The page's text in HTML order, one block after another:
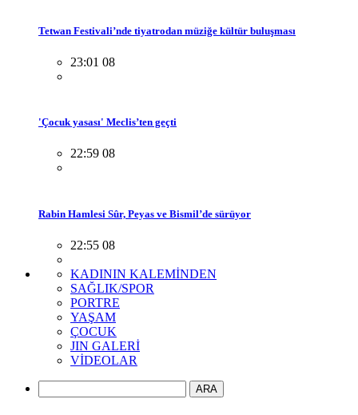
Tetwan Festivali’nde tiyatrodan müziğe kültür buluşması
23:01 08
'Çocuk yasası' Meclis’ten geçti
22:59 08
Rabin Hamlesi Sûr, Peyas ve Bismil’de sürüyor
22:55 08
KADININ KALEMİNDEN
SAĞLIK/SPOR
PORTRE
YAŞAM
ÇOCUK
JIN GALERİ
VİDEOLAR
ARA